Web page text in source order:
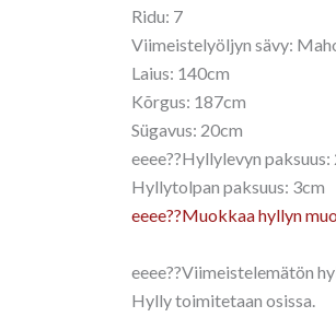
Ridu: 7
Viimeistelyöljyn sävy:
Laius: 140cm
Kõrgus: 187cm
Sügavus: 20cm
eeee??Hyllylevyn paksuus:
Hyllytolpan paksuus: 3cm
eeee??Muokkaa hyllyn
eeee??Viimeistelemätön
Hylly toimitetaan osissa.